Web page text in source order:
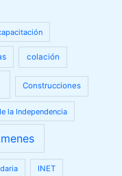
colación
Construcciones
la Independencia
INET